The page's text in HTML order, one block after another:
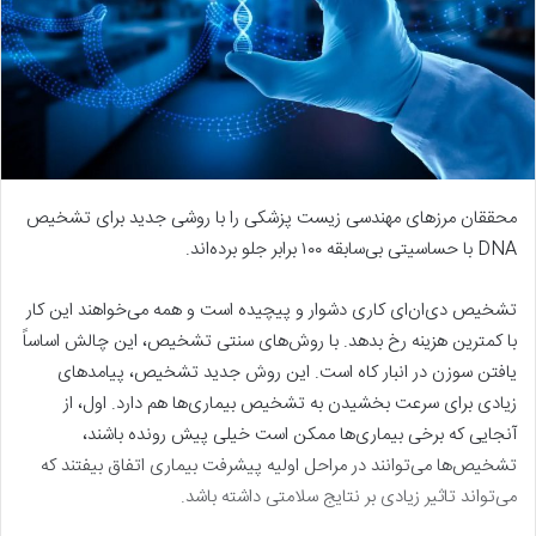
محققان مرزهای مهندسی زیست پزشکی را با روشی جدید برای تشخیص
DNA با حساسیتی بی‌سابقه ۱۰۰ برابر جلو برده‌اند.
تشخیص دی‌ان‌ای کاری دشوار و پیچیده است و همه می‌خواهند این کار
با کمترین هزینه رخ بدهد. با روش‌های سنتی تشخیص، این چالش اساساً
یافتن سوزن در انبار کاه است. این روش جدید تشخیص، پیامدهای
زیادی برای سرعت بخشیدن به تشخیص بیماری‌ها هم دارد. اول، از
آنجایی که برخی بیماری‌ها ممکن است خیلی پیش رونده باشند،
تشخیص‌ها می‌توانند در مراحل اولیه پیشرفت بیماری اتفاق بیفتند که
می‌تواند تاثیر زیادی بر نتایج سلامتی داشته باشد.